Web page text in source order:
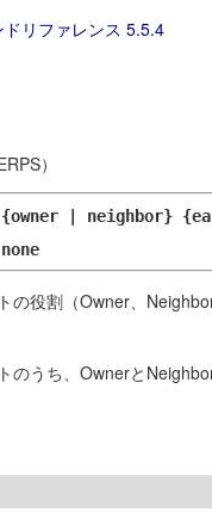
リファレンス 5.5.4
）
| neighbor}
の役割（Owner、
のうち、Ownerと